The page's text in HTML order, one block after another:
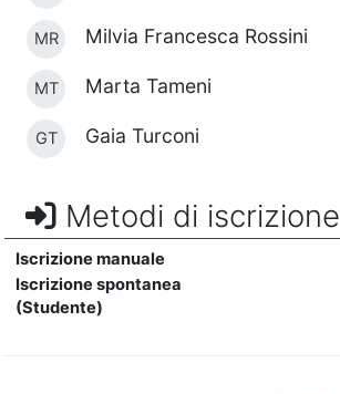
MR Milvia Francesca Rossini
MT Marta Tameni
GT Gaia Turconi
Metodi di iscrizione
Iscrizione manuale
Iscrizione spontanea
(Studente)